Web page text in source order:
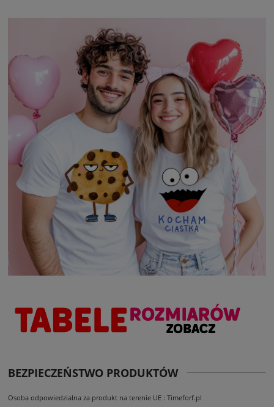
BEZPIECZEŃSTWO PRODUKTÓW
Osoba odpowiedzialna za produkt na terenie UE : Timeforf.pl